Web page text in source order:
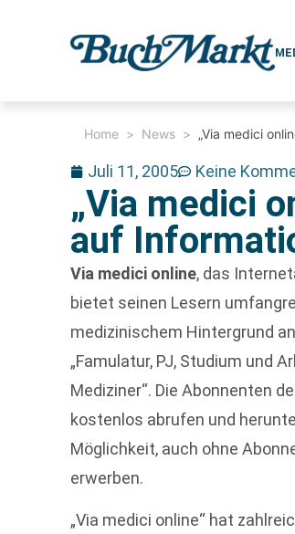
Home > News > „Via medici
Juli 11, 2005 Keine
„Via medici
auf
Via medici online, das
bietet seinen Lesern
medizinischem Hintergrund
„Famulatur, PJ, Studium und
Mediziner“. Die Abonnenten
kostenlos abrufen und
Möglichkeit, auch ohne
erwerben.
„Via medici online“ hat